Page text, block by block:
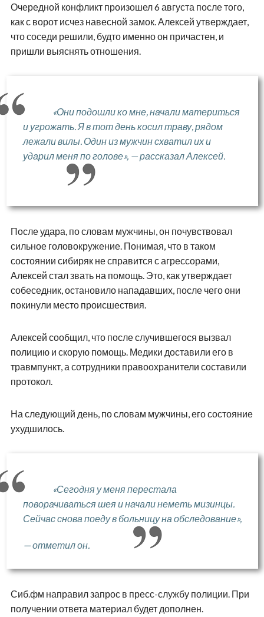
Очередной конфликт произошел 6 августа после того,
как с ворот исчез навесной замок. Алексей утверждает,
что соседи решили, будто именно он причастен, и
пришли выяснять отношения.
«Они подошли ко мне, начали материться
и угрожать. Я в тот день косил траву, рядом
лежали вилы. Один из мужчин схватил их и
ударил меня по голове», — рассказал Алексей.
После удара, по словам мужчины, он почувствовал
сильное головокружение. Понимая, что в таком
состоянии сибиряк не справится с агрессорами,
Алексей стал звать на помощь. Это, как утверждает
собеседник, остановило нападавших, после чего они
покинули место происшествия.
Алексей сообщил, что после случившегося вызвал
полицию и скорую помощь. Медики доставили его в
травмпункт, а сотрудники правоохранители составили
протокол.
На следующий день, по словам мужчины, его состояние
ухудшилось.
«Сегодня у меня перестала
поворачиваться шея и начали неметь мизинцы.
Сейчас снова поеду в больницу на обследование»,
— отметил он.
Сиб.фм направил запрос в пресс-службу полиции. При
получении ответа материал будет дополнен.